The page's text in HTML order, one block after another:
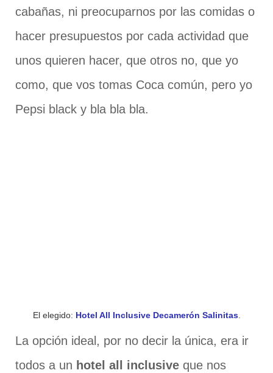
cabañas, ni preocuparnos por las comidas o
hacer presupuestos por cada actividad que
unos quieren hacer, que otros no, que yo
como, que vos tomas Coca común, pero yo
Pepsi black y bla bla bla.
El elegido: Hotel All Inclusive Decamerón Salinitas
La opción ideal, por no decir la única, era ir
todos a un hotel all inclusive que nos